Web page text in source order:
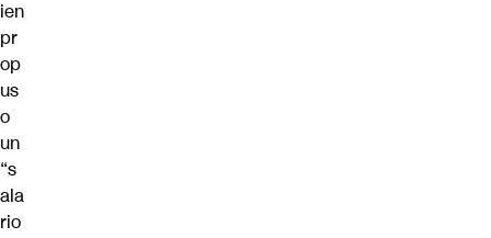
ien
pr
op
us
o
un
“s
ala
rio